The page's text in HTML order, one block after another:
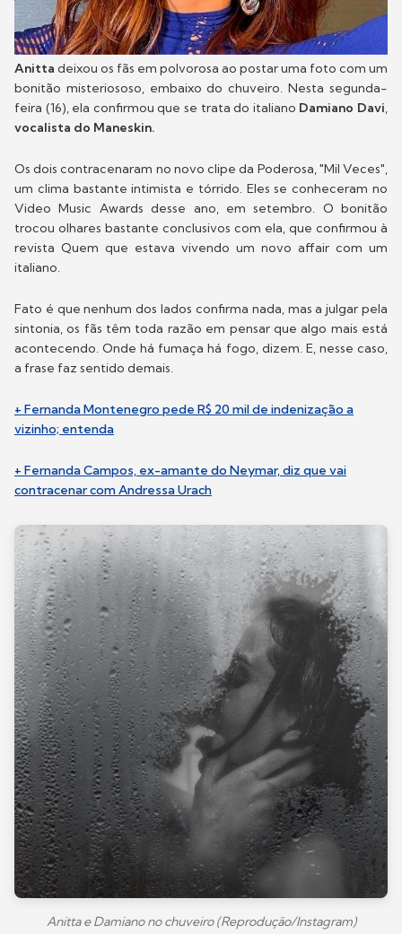
Anitta deixou os fãs em polvorosa ao postar uma foto com um
bonitão misteriososo, embaixo do chuveiro. Nesta segunda-
feira (16), ela confirmou que se trata do italiano Damiano Davi,
vocalista do Maneskin.
Os dois contracenaram no novo clipe da Poderosa, "Mil Veces",
um clima bastante intimista e tórrido. Eles se conheceram no
Video Music Awards desse ano, em setembro. O bonitão
trocou olhares bastante conclusivos com ela, que confirmou à
revista Quem que estava vivendo um novo affair com um
italiano.
Fato é que nenhum dos lados confirma nada, mas a julgar pela
sintonia, os fãs têm toda razão em pensar que algo mais está
acontecendo. Onde há fumaça há fogo, dizem. E, nesse caso,
a frase faz sentido demais.
+ Fernanda Montenegro pede R$ 20 mil de indenização a
vizinho; entenda
+ Fernanda Campos, ex-amante do Neymar, diz que vai
contracenar com Andressa Urach
Anitta e Damiano no chuveiro (Reprodução/Instagram)